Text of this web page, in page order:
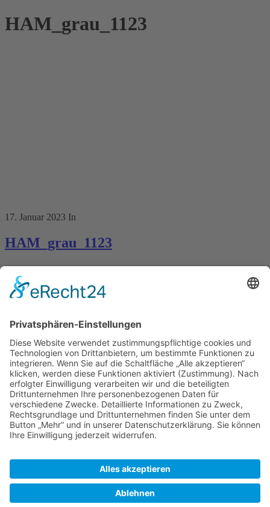
HAM_grau_1123
17. Januar 2023 In
HAM_grau_1123
Kontakt
Königstraße 28
70173 Stuttgart
T: 0711 29 39 20
kontakt@kaestner-stuttgart.de
Unsere Öffnungszeiten
Montag bis Samstag:
10:00 Uhr – 19:00 Uhr
Pflichtangaben
Impressum
Datenschutzerklärung
Kontakt